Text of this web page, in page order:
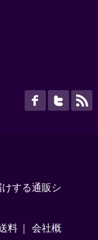
する通販シ
料 ｜
会社概